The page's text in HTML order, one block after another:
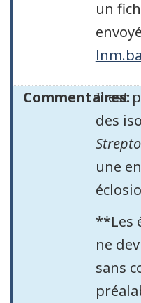
un
Commentaires:
Il est
des
une
**Les
ne
sans